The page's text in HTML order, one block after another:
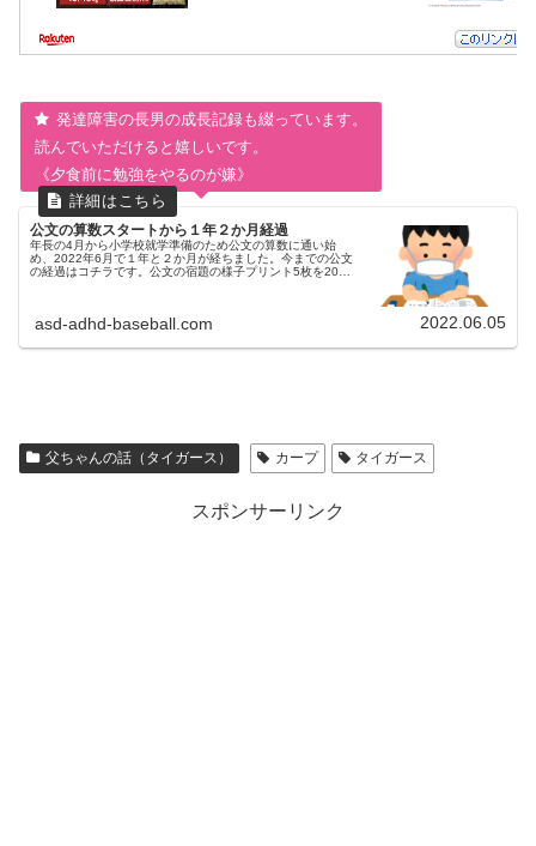
発達障害の長男の成長記録も綴っています。
読んでいただけると嬉しいです。
《夕食前に勉強をやるのが嫌》
公文の算数スタートから１年２か月経過
年長の4月から小学校就学準備のため公文の算数に通い始
め、2022年6月で１年と２か月が経ちました。今までの公文
の経過はコチラです。公文の宿題の様子プリント5枚を20分
asd-adhd-baseball.com 2022.06.05
父ちゃんの話（タイガース） カープ タイガース
スポンサーリンク